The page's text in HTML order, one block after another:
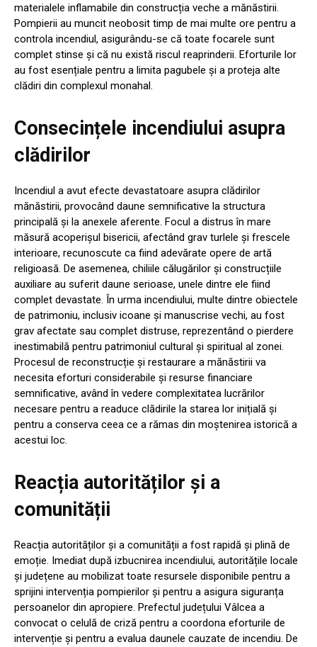
materialele inflamabile din construcția veche a mănăstirii.
Pompierii au muncit neobosit timp de mai multe ore pentru a
controla incendiul, asigurându-se că toate focarele sunt
complet stinse și că nu există riscul reaprinderii. Eforturile lor
au fost esențiale pentru a limita pagubele și a proteja alte
clădiri din complexul monahal.
Consecințele incendiului asupra
clădirilor
Incendiul a avut efecte devastatoare asupra clădirilor
mănăstirii, provocând daune semnificative la structura
principală și la anexele aferente. Focul a distrus în mare
măsură acoperișul bisericii, afectând grav turlele și frescele
interioare, recunoscute ca fiind adevărate opere de artă
religioasă. De asemenea, chiliile călugărilor și construcțiile
auxiliare au suferit daune serioase, unele dintre ele fiind
complet devastate. În urma incendiului, multe dintre obiectele
de patrimoniu, inclusiv icoane și manuscrise vechi, au fost
grav afectate sau complet distruse, reprezentând o pierdere
inestimabilă pentru patrimoniul cultural și spiritual al zonei.
Procesul de reconstrucție și restaurare a mănăstirii va
necesita eforturi considerabile și resurse financiare
semnificative, având în vedere complexitatea lucrărilor
necesare pentru a readuce clădirile la starea lor inițială și
pentru a conserva ceea ce a rămas din moștenirea istorică a
acestui loc.
Reacția autorităților și a
comunității
Reacția autorităților și a comunității a fost rapidă și plină de
emoție. Imediat după izbucnirea incendiului, autoritățile locale
și județene au mobilizat toate resursele disponibile pentru a
sprijini intervenția pompierilor și pentru a asigura siguranța
persoanelor din apropiere. Prefectul județului Vâlcea a
convocat o celulă de criză pentru a coordona eforturile de
intervenție și pentru a evalua daunele cauzate de incendiu. De